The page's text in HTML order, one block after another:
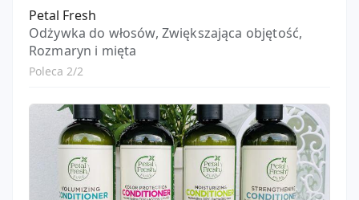
Petal Fresh
Odżywka do włosów, Zwiększająca objętość,
Rozmaryn i mięta
Poleca 2/2